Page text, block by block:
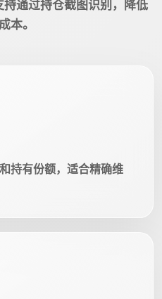
通过持仓截图识别，降低
本。
持有份额，适合精确维